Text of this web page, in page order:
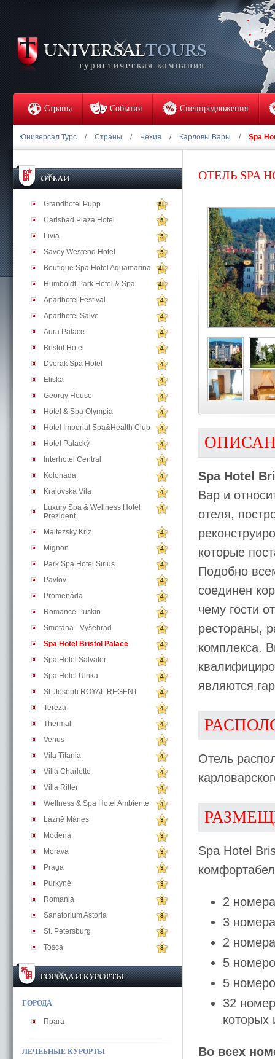
туристическая компания
Страны События Спецпредложения
Юниверсал Турс / Страны / Чехия / Карловы Вары / Spa
Grandhotel Pupp 5L
Carlsbad Plaza Hotel 5
Livia 5
Savoy Westend Hotel 5
Boutique Spa Hotel Aquamarina 4L
Humboldt Park Hotel & Spa 4L
Aparthotel Festival 4
Aparthotel Salve 4
Aura Palace 4
Bristol Hotel 4
Dvorak Spa Hotel 4
Eliska 4
Georgy House 4
Hotel & Spa Olympia 4
Hotel Imperial Spa&Health Club 4
Hotel Palacký 4
Interhotel Central 4
Kolonada 4
Kralovska Vila 4
Luxury Spa & Wellness Hotel
Prezident
4
Maltezsky Kriz 4
Mignon 4
Park Spa Hotel Sirius 4
Pavlov 4
Promenáda 4
Romance Puskin 4
Smetana - Vyšehrad 4
Spa Hotel Bristol Palace 4
Spa Hotel Salvator 4
Spa Hotel Ulrika 4
St. Joseph ROYAL REGENT 4
Tereza 4
Thermal 4
Venus 4
Vila Titania 4
Villa Charlotte 4
Villa Ritter 4
Wellness & Spa Hotel Ambiente 4
Lázně Mánes 3
Modena 3
Morava 3
Praga 3
Purkyně 3
Romania 3
Sanatorium Astoria 3
St. Petersburg 3
Tosca 3
ГОРОДА
Прага
ЛЕЧЕБНЫЕ КУРОРТЫ
ОТЕЛЬ SPA
Spa Hotel
Вар и
отеля,
которые
Подобно
соединен
чему гости
рестораны,
комплекса.
являются
Отель
Spa Hotel
2
3
2
5
5
32
Во всех